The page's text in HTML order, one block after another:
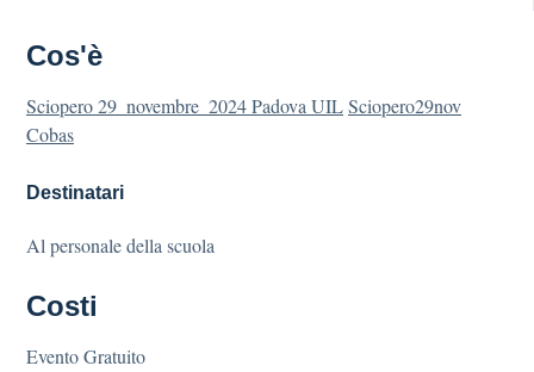
Cos'è
Sciopero 29_novembre_2024 Padova UILSciopero29nov
Cobas
Destinatari
Al personale della scuola
Costi
Evento Gratuito